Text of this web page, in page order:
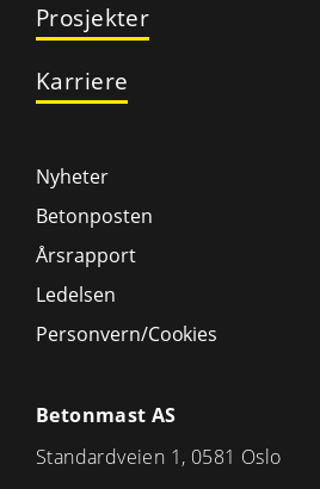
Prosjekter
Karriere
Nyheter
Betonposten
Årsrapport
Ledelsen
Personvern/Cookies
Betonmast AS
Standardveien 1, 0581 Oslo